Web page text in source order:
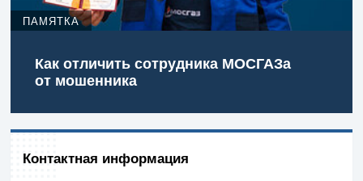
ПАМЯТКА
Как отличить сотрудника МОСГАЗа
от мошенника
Контактная информация